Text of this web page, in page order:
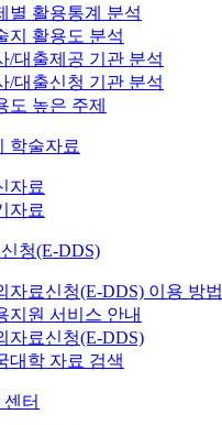
별 활용통계 분석
지 활용도 분석
/대출제공 기관 분석
/대출신청 기관 분석
도 높은 주제
학술자료
자료
자료
청(E-DDS)
자료신청(E-DDS) 이용 방법
지원 서비스 안내
자료신청(E-DDS)
대학 자료 검색
센터